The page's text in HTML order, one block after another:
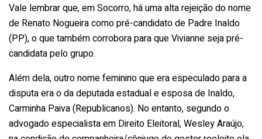
Vale lembrar que, em Socorro, há uma alta rejeição do nome
de Renato Nogueira como pré-candidato de Padre Inaldo
(PP), o que também corrobora para que Vivianne seja pré-
candidata pelo grupo.
Além dela, outro nome feminino que era especulado para a
disputa era o da deputada estadual e esposa de Inaldo,
Carminha Paiva (Republicanos). No entanto, segundo o
advogado especialista em Direito Eleitoral, Wesley Araújo,